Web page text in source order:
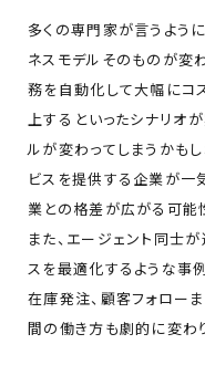
多くの専門家が言うよう
ネスモデルそのものが変
務を自動化して大幅にコ
上する――といったシナリ
ルが変わってしまうかも
ビスを提供する企業が一
業との格差が広がる可能
また、エージェント同士
スを最適化するような事
在庫発注、顧客フォロー
間の働き方も劇的に変わり